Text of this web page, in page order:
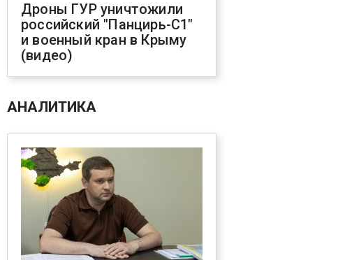
Дроны ГУР уничтожили
российский "Панцирь-С1"
и военный кран в Крыму
(видео)
АНАЛИТИКА